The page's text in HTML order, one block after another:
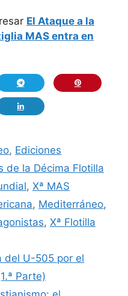
El Ataque a la
MAS entra en
, Ediciones
de la Décima Flotilla
, Xª MAS
, Mediterráneo,
, Xª Flotilla
del U-505 por el
Parte)